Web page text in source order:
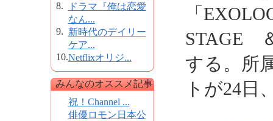
8.
ドラマ『俺は恋愛
なん...
9. 新時代のデイリー
ケア...
10.Netflixオリジ...
みんなのオススメ記事
祝！Channel ...
俳優ロモン日本公
「
STAGE
する。所
トが24日